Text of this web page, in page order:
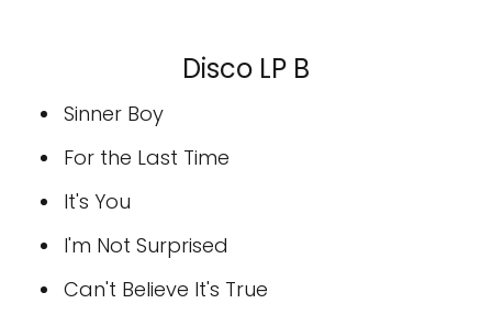
Disco LP B
Sinner Boy
For the Last Time
It's You
I'm Not Surprised
Can't Believe It's True